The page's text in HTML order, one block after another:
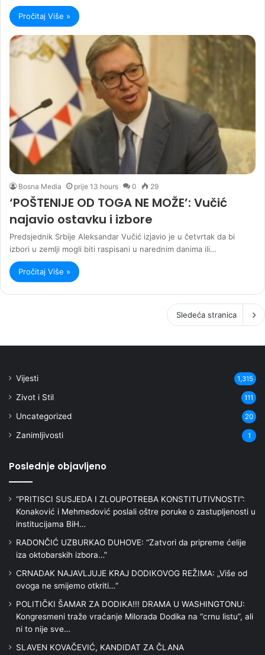
Pročitaj Više »
Bosna Media prije 13 hours 0 29
‘POŠTENIJE OD TOGA NE MOŽE’: Vučić
najavio ostavku i izbore
Predsjednik Srbije Aleksandar Vučić izjavio je u četvrtak da bi
izbori u zemlji mogli biti raspisani u narednim danima ili…
Pročitaj Više »
Sledeća stranica
Vijesti 1,315
Zivot i Stil 111
Uncategorized 20
Zanimljivosti 1
Poslednje objavljeno
“PRITISCI SUSJEDA I ZLOUPOTREBA KONSTITUTIVNOSTI”:
Konaković i Mehmedović poslali oštre poruke o zastupljenosti u
institucijama BiH…
RADONČIĆ UZBURKAO DUHOVE: “Zatvori da pripreme ćelije
iza oktobarskih izbora…”
CRNADAK NAJAVLJUJE KRAJ DODIKOVOG REŽIMA: „Više od
ovoga ne smijemo otkriti…“
POLITIČKI ŠAMAR ZA DODIKA!!! DRAMA U WASHINGTONU:
Kongresmeni traže vraćanje Milorada Dodika na “crnu listu”, ali
ni to nije sve…
SLAVEN KOVAČEVIĆ, KANDIDAT ZA ČLANA